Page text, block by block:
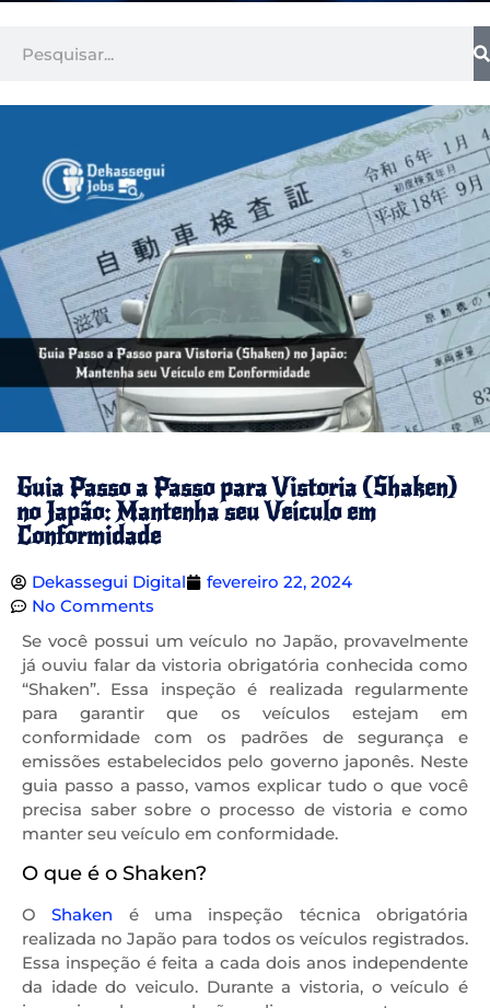
Guia Passo a Passo para Vistoria (Shaken)
no Japão: Mantenha seu Veículo em
Conformidade
Dekassegui Digital
fevereiro 22, 2024
No Comments
Se você possui um veículo no Japão, provavelmente
já ouviu falar da vistoria obrigatória conhecida como
“Shaken”. Essa inspeção é realizada regularmente
para garantir que os veículos estejam em
conformidade com os padrões de segurança e
emissões estabelecidos pelo governo japonês. Neste
guia passo a passo, vamos explicar tudo o que você
precisa saber sobre o processo de vistoria e como
manter seu veículo em conformidade.
O que é o Shaken?
OShaken é uma inspeção técnica obrigatória
realizada no Japão para todos os veículos registrados.
Essa inspeção é feita a cada dois anos independente
da idade do veiculo. Durante a vistoria, o veículo é